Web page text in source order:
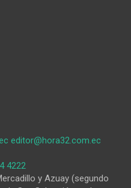
editor@hora32.com.ec
4222
y Azuay (segundo